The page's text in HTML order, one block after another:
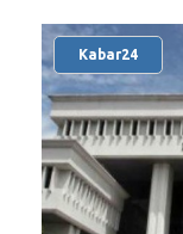
Kabar24